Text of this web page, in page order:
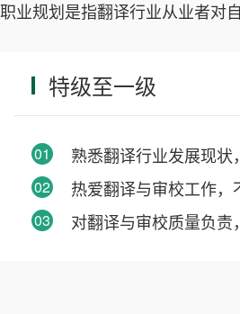
职业规划是指翻译行业从业者对
特级至一级
01 熟悉翻译行业发展现状
02 热爱翻译与审校工作，
03 对翻译与审校质量负责